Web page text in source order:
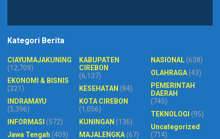
Kategori Berita
CIAYUMAJAKUNING
(12,709)
EKONOMI & BISNIS
(321)
INDRAMAYU
(5,396)
INFORMASI (572)
Jawa Tengah (409)
KABUPATEN
CIREBON
(6,137)
KESEHATAN (84)
KOTA CIREBON
(1,056)
KUNINGAN (136)
MAJALENGKA(67)
NASIONAL(638)
OLAHRAGA(43)
PEMERINTAH
DAERAH
(745)
TEKNOLOGI (95)
Uncategorized
(714)